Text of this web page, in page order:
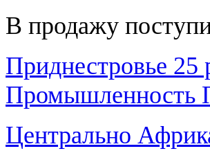
В продажу
Приднестровье 25
Промышленность
Центрально